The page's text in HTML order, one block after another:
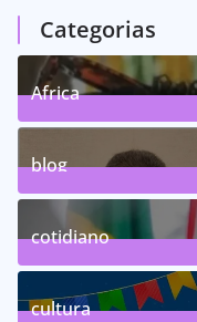
Categorias
Africa
blog
cotidiano
cultura